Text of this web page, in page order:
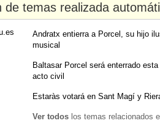
de temas realizada
Andratx entierra a Porcel, su hijo
musical
Baltasar Porcel será enterrado
acto civil
Estaràs votará en Sant Magí y
Ver todos los temas relacionados